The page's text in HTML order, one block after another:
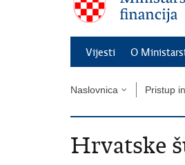
Vijesti O
Naslovnica Pristup
Hrvatske